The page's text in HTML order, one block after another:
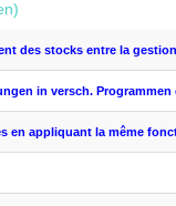
des stocks entre la gestion
in versch.
en appliquant la même